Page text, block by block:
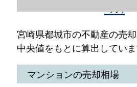
宮崎県都城市の不動産の売
中央値をもとに算出していま
マンションの売却相場